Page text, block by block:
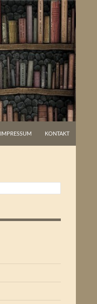
IMPRESSUM KONTAKT